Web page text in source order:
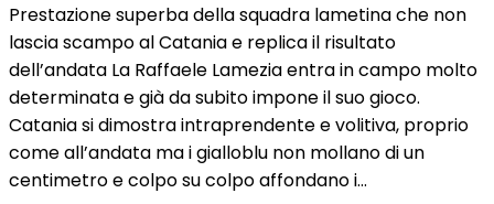
Prestazione superba della squadra lametina che non
lascia scampo al Catania e replica il risultato
dell’andata La Raffaele Lamezia entra in campo molto
determinata e già da subito impone il suo gioco.
Catania si dimostra intraprendente e volitiva, proprio
come all’andata ma i gialloblu non mollano di un
centimetro e colpo su colpo affondano i…